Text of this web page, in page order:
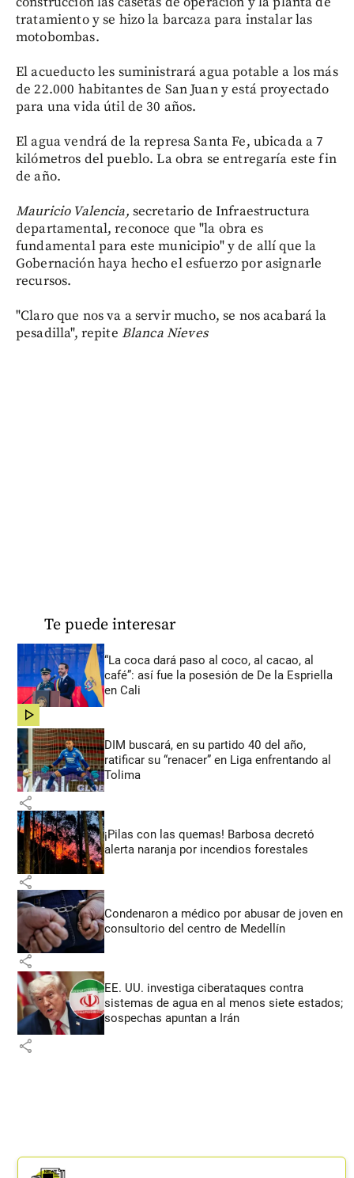
tratamiento y se hizo la barcaza para instalar las
motobombas.
El acueducto les suministrará agua potable a los más
de 22.000 habitantes de San Juan y está proyectado
para una vida útil de 30 años.
El agua vendrá de la represa Santa Fe, ubicada a 7
kilómetros del pueblo. La obra se entregaría este fin
de año.
Mauricio Valencia, secretario de Infraestructura
departamental, reconoce que "la obra es
fundamental para este municipio" y de allí que la
Gobernación haya hecho el esfuerzo por asignarle
recursos.
"Claro que nos va a servir mucho, se nos acabará la
pesadilla", repite Blanca Nieves
Te puede interesar
“La coca dará paso al coco, al cacao, al
café”: así fue la posesión de De la Espriella
en Cali
share
DIM buscará, en su partido 40 del año,
ratificar su “renacer” en Liga enfrentando al
Tolima
share
¡Pilas con las quemas! Barbosa decretó
alerta naranja por incendios forestales
share
Condenaron a médico por abusar de joven en
consultorio del centro de Medellín
share
EE. UU. investiga ciberataques contra
sistemas de agua en al menos siete estados;
sospechas apuntan a Irán
share